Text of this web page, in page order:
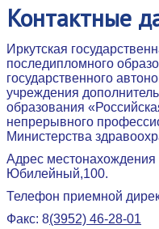
Контактные
Иркутская
последипломного
государственного
учреждения
образования
непрерывного
Министерства
Адрес местонахождения
Юбилейный,100.
Телефон приемной
Факс: 8(3952) 46-28-01